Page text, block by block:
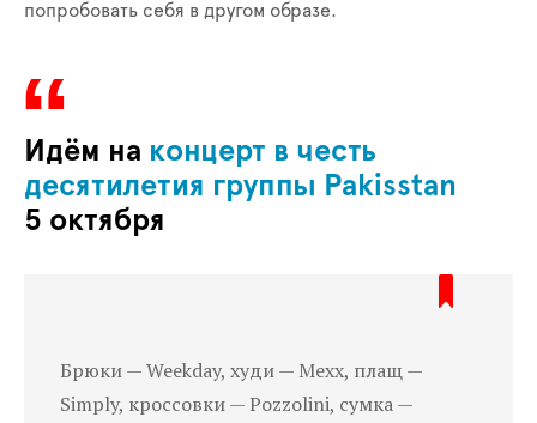
попробовать себя в другом образе.
Идём на концерт в честь
десятилетия группы Pakisstan
5 октября
Брюки — Weekday, худи — Mexx, плащ —
Simply, кроссовки — Pozzolini, сумка —